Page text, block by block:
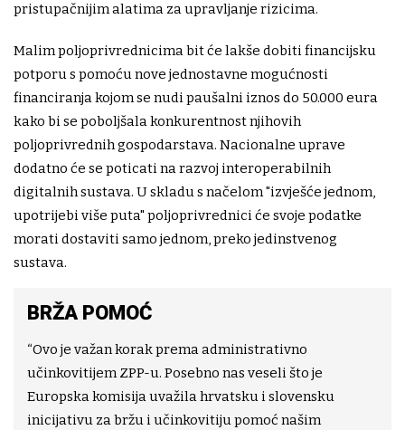
pristupačnijim alatima za upravljanje rizicima.
Malim poljoprivrednicima bit će lakše dobiti financijsku
potporu s pomoću nove jednostavne mogućnosti
financiranja kojom se nudi paušalni iznos do 50.000 eura
kako bi se poboljšala konkurentnost njihovih
poljoprivrednih gospodarstava. Nacionalne uprave
dodatno će se poticati na razvoj interoperabilnih
digitalnih sustava. U skladu s načelom "izvješće jednom,
upotrijebi više puta" poljoprivrednici će svoje podatke
morati dostaviti samo jednom, preko jedinstvenog
sustava.
BRŽA POMOĆ
“Ovo je važan korak prema administrativno
učinkovitijem ZPP-u. Posebno nas veseli što je
Europska komisija uvažila hrvatsku i slovensku
inicijativu za bržu i učinkovitiju pomoć našim